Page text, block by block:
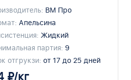
ВМ Про
Апельсина
Жидкий
партия: 9
отгрукзи: от 17 до 25 дней
₽/кг